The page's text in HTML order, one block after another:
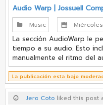
Audio Warp | Jossuell
Music
La sección AudioWarp le
tiempo a su audio. Esto
manualmente el ritmo del
La publicación esta bajo
Jero Coto liked this post